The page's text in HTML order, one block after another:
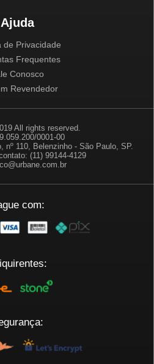
Ajuda
de Privacidade
Frequentes
Conosco
Revendedor
All rights reserved.
0001-00
nº 110, Belenzinho - São Paulo, SP.
(11) 99144-4129
com: